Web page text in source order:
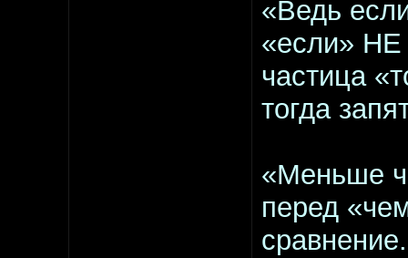
«Ведь
«если» НЕ
частица
тогда
«Меньше
перед
сравнение.